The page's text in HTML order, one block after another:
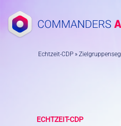
Inhalt
springen
Echtzeit-CDP »
ECHTZEIT-CDP